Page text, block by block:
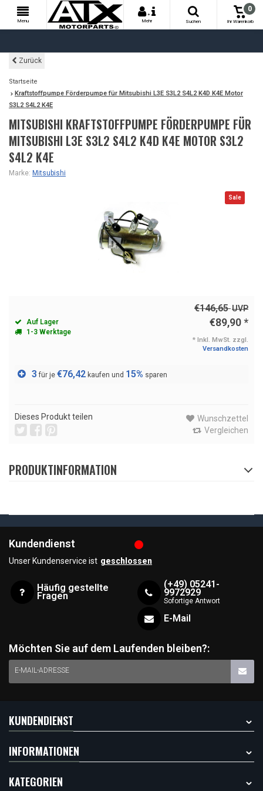
Menu
+
Mehr
Suchen
0
Ihr Warenkorb
Zurück
Startseite
Kraftstoffpumpe Förderpumpe für Mitsubishi L3E S3L2 S4L2 K4D K4E Motor
S3L2 S4L2 K4E
MITSUBISHI KRAFTSTOFFPUMPE FÖRDERPUMPE FÜR
MITSUBISHI L3E S3L2 S4L2 K4D K4E MOTOR S3L2
S4L2 K4E
Marke: Mitsubishi
Sale
Auf Lager
1-3 Werktage
€146,65UVP
€89,90*
* Inkl. MwSt. zzgl.
Versandkosten
3 für je €76,42 kaufen und 15% sparen
Dieses Produkt teilen
Wunschzettel
Vergleichen
PRODUKTINFORMATION
Kundendienst
Unser Kundenservice ist geschlossen
Häufig gestellte
Fragen
(+49) 05241-
9972929
Sofortige Antwort
E-Mail
Möchten Sie auf dem Laufenden bleiben?:
E-MAIL-ADRESSE
KUNDENDIENST
INFORMATIONEN
KATEGORIEN